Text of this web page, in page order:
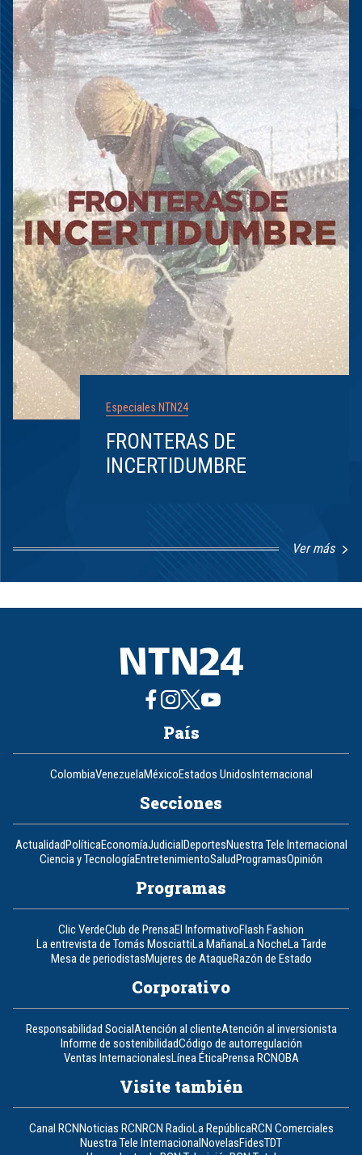
Especiales NTN24
FRONTERAS DE
INCERTIDUMBRE
Ver más
1
8
País
ColombiaVenezuelaMéxicoEstados UnidosInternacional
Secciones
ActualidadPolíticaEconomíaJudicialDeportesNuestra Tele Internacional
Ciencia y TecnologíaEntretenimientoSaludProgramasOpinión
Programas
Clic VerdeClub de PrensaEl InformativoFlash Fashion
La entrevista de Tomás MosciattiLa MañanaLa NocheLa Tarde
Mesa de periodistasMujeres de AtaqueRazón de Estado
Corporativo
Responsabilidad SocialAtención al clienteAtención al inversionista
Informe de sostenibilidadCódigo de autorregulación
Ventas InternacionalesLínea ÉticaPrensa RCNOBA
Visite también
Canal RCNNoticias RCNRCN RadioLa RepúblicaRCN Comerciales
Nuestra Tele InternacionalNovelasFidesTDT